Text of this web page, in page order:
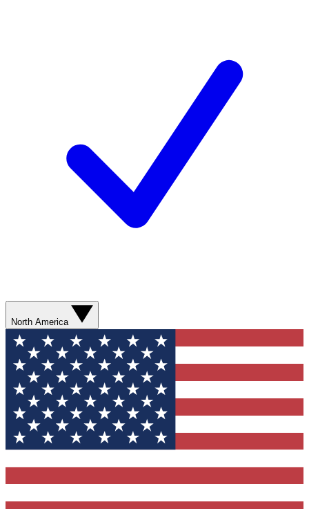
North America